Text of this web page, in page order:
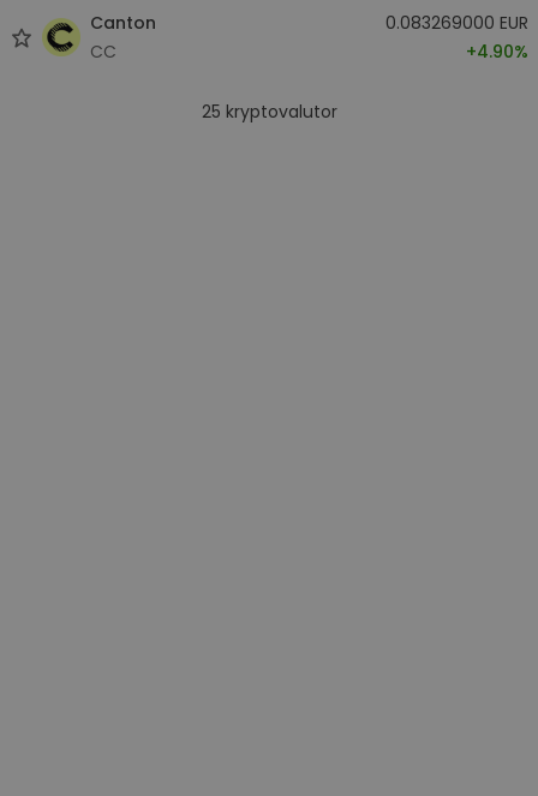
Canton
CC
0.083269000 EUR
+4.90%
25 kryptovalutor